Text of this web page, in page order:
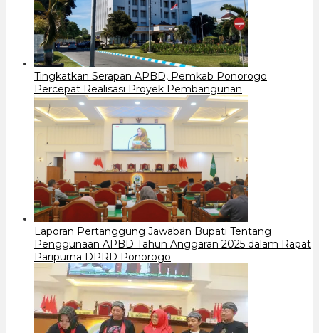
Tingkatkan Serapan APBD, Pemkab Ponorogo
Percepat Realisasi Proyek Pembangunan
Laporan Pertanggung Jawaban Bupati Tentang
Penggunaan APBD Tahun Anggaran 2025 dalam Rapat
Paripurna DPRD Ponorogo